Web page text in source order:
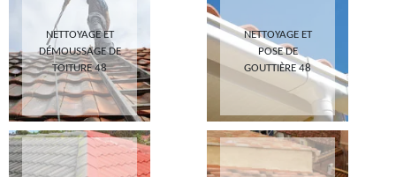
NETTOYAGE ET
DÉMOUSSAGE DE
TOITURE 48
NETTOYAGE ET
POSE DE
GOUTTIÈRE 48